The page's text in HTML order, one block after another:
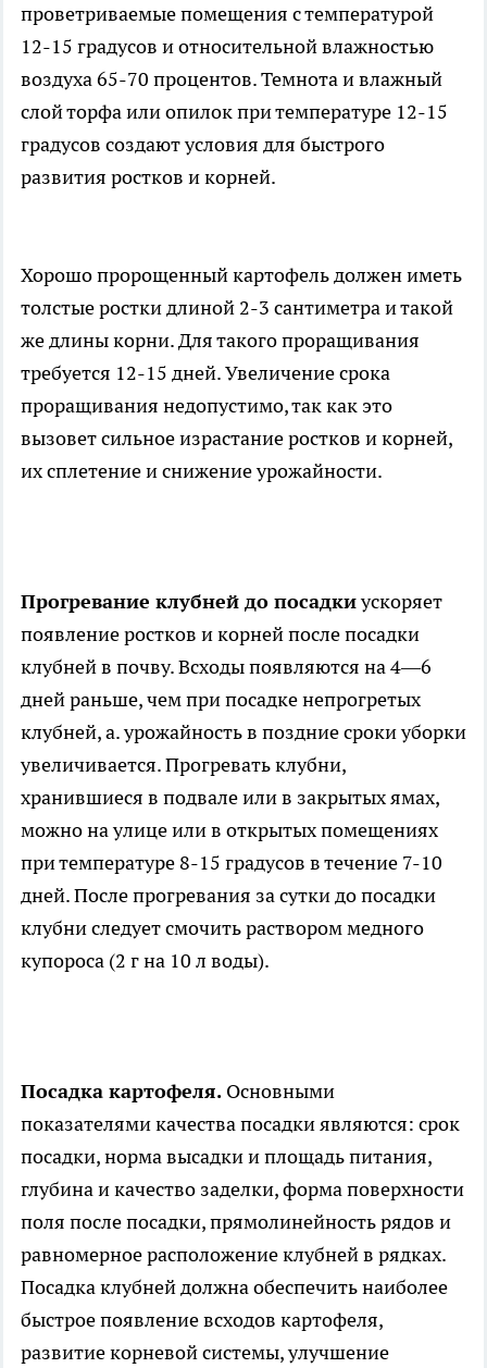
проветриваемые помещения с температурой
12-15 градусов и относительной влажностью
воздуха 65-70 процентов. Темнота и влажный
слой торфа или опилок при температуре 12-15
градусов создают условия для быстрого
развития ростков и корней.
Хорошо пророщенный картофель должен иметь
толстые ростки длиной 2-3 сантиметра и такой
же длины корни. Для такого проращивания
требуется 12-15 дней. Увеличение срока
проращивания недопустимо, так как это
вызовет сильное израстание ростков и корней,
их сплетение и снижение урожайности.
Прогревание клубней до посадкиускоряет
появление ростков и корней после посадки
клубней в почву. Всходы появляются на 4—6
дней раньше, чем при посадке непрогретых
клубней, а. урожайность в поздние сроки уборки
увеличивается. Прогревать клубни,
хранившиеся в подвале или в закрытых ямах,
можно на улице или в открытых помещениях
при температуре 8-15 градусов в течение 7-10
дней. После прогревания за сутки до посадки
клубни следует смочить раствором медного
купороса (2 г на 10 л воды).
Посадка картофеля. Основными
показателями качества посадки являются: срок
посадки, норма высадки и площадь питания,
глубина и качество заделки, форма поверхности
поля после посадки, прямолинейность рядов и
равномерное расположение клубней в рядках.
Посадка клубней должна обеспечить наиболее
быстрое появление всходов картофеля,
развитие корневой системы, улучшение